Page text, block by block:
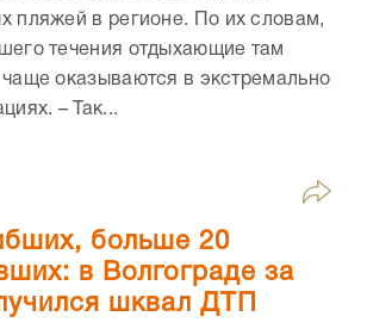
пляжей в регионе. По их словам,
течения отдыхающие там
оказываются в экстремально
– Так...
больше 20
в Волгограде за
шквал ДТП